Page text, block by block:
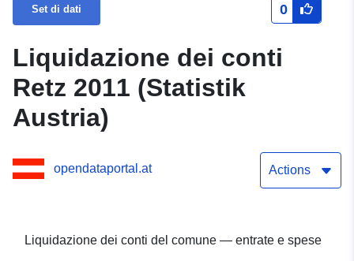
Set di dati 0
Liquidazione dei conti
Retz 2011 (Statistik
Austria)
opendataportal.at Actions
Liquidazione dei conti del comune — entrate e spese